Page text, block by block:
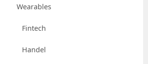
Wearables
Fintech
Handel